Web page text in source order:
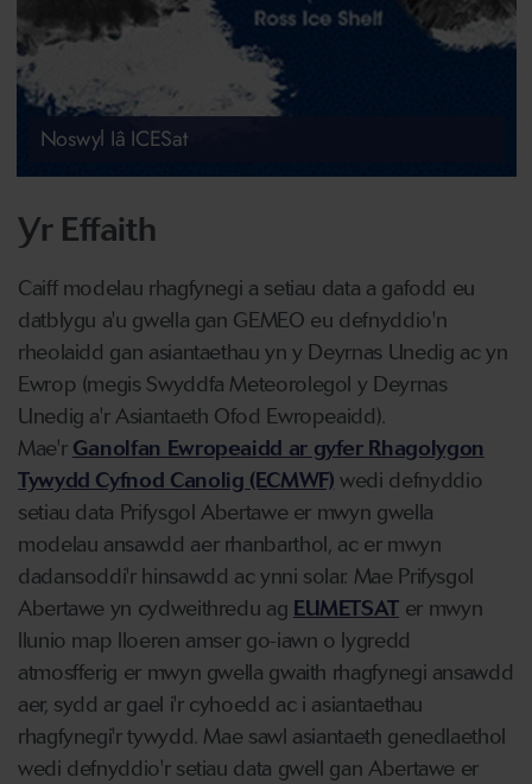
Noswyl Iâ ICESat
Yr Effaith
Caiff modelau rhagfynegi a setiau data a gafodd eu
datblygu a'u gwella gan GEMEO eu defnyddio'n
rheolaidd gan asiantaethau yn y Deyrnas Unedig ac yn
Ewrop (megis Swyddfa Meteorolegol y Deyrnas
Unedig a'r Asiantaeth Ofod Ewropeaidd).
Mae'r Ganolfan Ewropeaidd ar gyfer Rhagolygon
Tywydd Cyfnod Canolig (ECMWF) wedi defnyddio
setiau data Prifysgol Abertawe er mwyn gwella
modelau ansawdd aer rhanbarthol, ac er mwyn
dadansoddi'r hinsawdd ac ynni solar. Mae Prifysgol
Abertawe yn cydweithredu ag EUMETSAT er mwyn
llunio map lloeren amser go-iawn o lygredd
atmosfferig er mwyn gwella gwaith rhagfynegi ansawdd
aer, sydd ar gael i'r cyhoedd ac i asiantaethau
rhagfynegi'r tywydd. Mae sawl asiantaeth genedlaethol
wedi defnyddio'r setiau data gwell gan Abertawe er